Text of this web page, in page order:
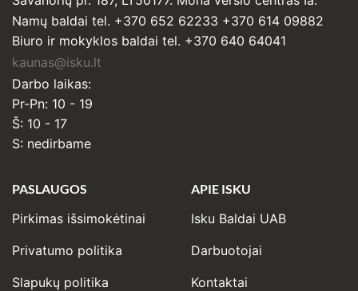
Namų baldai tel. +370 652 62233 +370 614 09882
Biuro ir mokyklos baldai tel. +370 640 64041
kaunas@isku.lt
Darbo laikas:
Pr-Pn: 10 - 19
Š: 10 - 17
S: nedirbame
PASLAUGOS
Pirkimas išsimokėtinai
Privatumo politika
Slapukų politika
APIE ISKU
Isku Baldai UAB
Darbuotojai
Kontaktai